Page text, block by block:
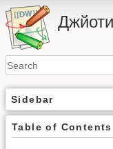
Sidebar
Table of Contents